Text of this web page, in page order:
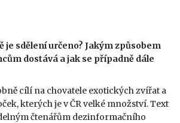
je sdělení určeno? Jakým způsobem
dostává a jak se případně dále
cílí na chovatele exotických zvířat a
kterých je v ČR velké množství. Text
čtenářům dezinformačního